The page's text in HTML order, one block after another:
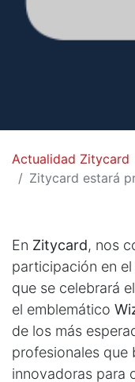
Actualidad Zitycard
Zitycard estará presente
En Zitycard, nos
participación en el
que se celebrará
el emblemático
de los más
profesionales que
innovadoras para